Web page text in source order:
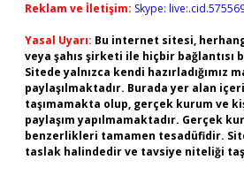
Reklam ve İletişim: Skype:
Yasal Uyarı: Bu internet sitesi,
veya şahıs şirketi ile hiçbir bağlantısı
Sitede yalnızca kendi hazırladığımız
paylaşılmaktadır. Burada yer alan
taşımamakta olup, gerçek kurum ve
paylaşım yapılmamaktadır. Gerçek
benzerlikleri tamamen tesadüfidir.
taslak halindedir ve tavsiye niteliği